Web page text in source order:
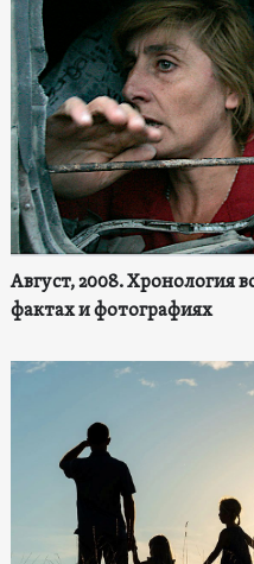
Август, 2008. Хронология
фактах и фотографиях